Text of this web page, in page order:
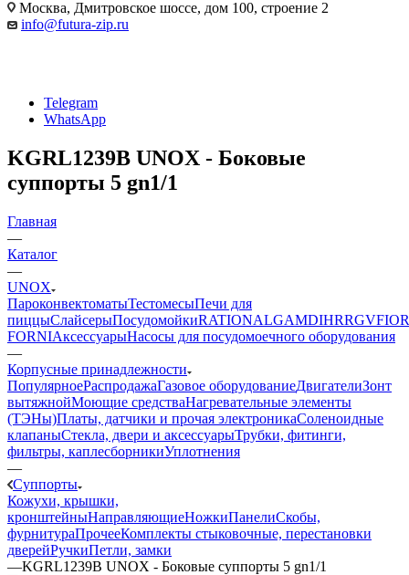
Москва, Дмитровское шоссе, дом 100, строение 2
info@futura-zip.ru
Telegram
WhatsApp
KGRL1239B UNOX - Боковые
суппорты 5 gn1/1
Главная
—
Каталог
—
UNOX
ПароконвектоматыТестомесыПечи для
пиццыСлайсерыПосудомойкиRATIONALGAMDIHRRGV
FORNIАксессуарыНасосы для посудомоечного оборудования
—
Корпусные принадлежности
ПопулярноеРаспродажаГазовое оборудованиеДвигателиЗонт
вытяжнойМоющие средстваНагревательные элементы
(ТЭНы)Платы, датчики и прочая электроникаСоленоидные
клапаныСтекла, двери и аксессуарыТрубки, фитинги,
фильтры, каплесборникиУплотнения
—
Суппорты
Кожухи, крышки,
кронштейныНаправляющиеНожкиПанелиCкобы,
фурнитураПрочееКомплекты стыковочные, перестановки
дверейРучкиПетли, замки
—KGRL1239B UNOX - Боковые суппорты 5 gn1/1